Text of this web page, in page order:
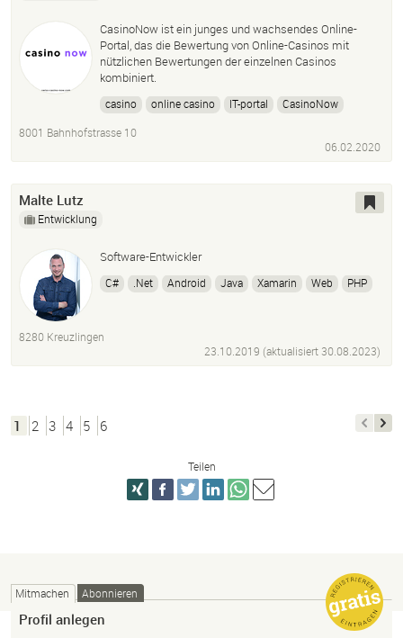
CasinoNow ist ein junges und wachsendes Online-
Portal, das die Bewertung von Online-Casinos mit
nützlichen Bewertungen der einzelnen Casinos
kombiniert.
casino online casino IT-portal
CasinoNow
8001 Bahnhofstrasse 10
06.02.2020
Malte Lutz
Entwicklung
Software-Entwickler
C# .Net Android Java Xamarin Web
PHP
8280 Kreuzlingen
23.10.2019 (aktualisiert 30.08.2023)
1 2 3 4 5 6
Teilen
Mitmachen Abonnieren
Profil anlegen